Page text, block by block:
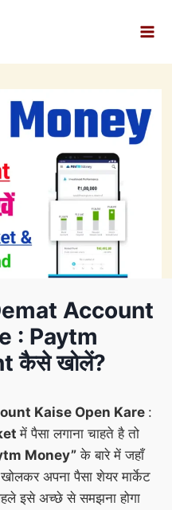
Account
: Paytm
कैसे खोलें?
Kaise Open Kare :
में पैसा लगाना चाहते है तो
Money”के बारे में जहाँ
खोलकर अपना पैसा शेयर मार्केट
इसे अच्छे से समझना होगा